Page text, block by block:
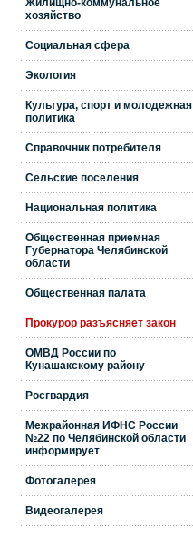
Жилищно-коммунальное
хозяйство
Социальная сфера
Экология
Культура, спорт и молодежная
политика
Справочник потребителя
Сельские поселения
Национальная политика
Общественная приемная
Губернатора Челябинской
области
Общественная палата
Прокурор разъясняет закон
ОМВД России по
Кунашакскому району
Росгвардия
Межрайонная ИФНС России
№22 по Челябинской области
информирует
Фотогалерея
Видеогалерея